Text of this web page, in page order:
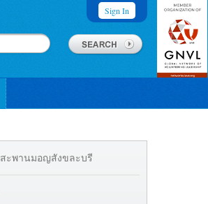
Sign In
สะพานมอญสังขละบรี